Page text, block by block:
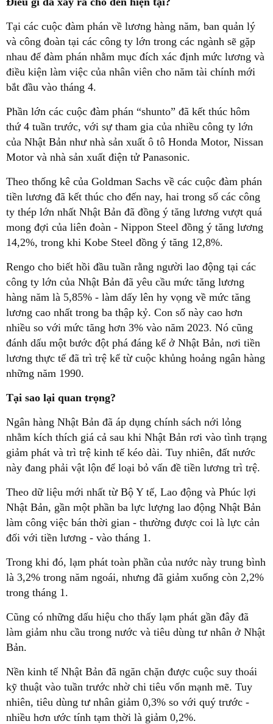
Tại các cuộc đàm phán về lương hàng năm, ban quản lý
và công đoàn tại các công ty lớn trong các ngành sẽ gặp
nhau để đàm phán nhằm mục đích xác định mức lương và
điều kiện làm việc của nhân viên cho năm tài chính mới
bắt đầu vào tháng 4.
Phần lớn các cuộc đàm phán “shunto” đã kết thúc hôm
thứ 4 tuần trước, với sự tham gia của nhiều công ty lớn
của Nhật Bản như nhà sản xuất ô tô Honda Motor, Nissan
Motor và nhà sản xuất điện tử Panasonic.
Theo thống kê của Goldman Sachs về các cuộc đàm phán
tiền lương đã kết thúc cho đến nay, hai trong số các công
ty thép lớn nhất Nhật Bản đã đồng ý tăng lương vượt quá
mong đợi của liên đoàn - Nippon Steel đồng ý tăng lương
14,2%, trong khi Kobe Steel đồng ý tăng 12,8%.
Rengo cho biết hồi đầu tuần rằng người lao động tại các
công ty lớn của Nhật Bản đã yêu cầu mức tăng lương
hàng năm là 5,85% - làm dấy lên hy vọng về mức tăng
lương cao nhất trong ba thập kỷ. Con số này cao hơn
nhiều so với mức tăng hơn 3% vào năm 2023. Nó cũng
đánh dấu một bước đột phá đáng kể ở Nhật Bản, nơi tiền
lương thực tế đã trì trệ kể từ cuộc khủng hoảng ngân hàng
những năm 1990.
Tại sao lại quan trọng?
Ngân hàng Nhật Bản đã áp dụng chính sách nới lỏng
nhằm kích thích giá cả sau khi Nhật Bản rơi vào tình trạng
giảm phát và trì trệ kinh tế kéo dài. Tuy nhiên, đất nước
này đang phải vật lộn để loại bỏ vấn đề tiền lương trì trệ.
Theo dữ liệu mới nhất từ Bộ Y tế, Lao động và Phúc lợi
Nhật Bản, gần một phần ba lực lượng lao động Nhật Bản
làm công việc bán thời gian - thường được coi là lực cản
đối với tiền lương - vào tháng 1.
Trong khi đó, lạm phát toàn phần của nước này trung bình
là 3,2% trong năm ngoái, nhưng đã giảm xuống còn 2,2%
trong tháng 1.
Cũng có những dấu hiệu cho thấy lạm phát gần đây đã
làm giảm nhu cầu trong nước và tiêu dùng tư nhân ở Nhật
Bản.
Nền kinh tế Nhật Bản đã ngăn chặn được cuộc suy thoái
kỹ thuật vào tuần trước nhờ chi tiêu vốn mạnh mẽ. Tuy
nhiên, tiêu dùng tư nhân giảm 0,3% so với quý trước -
nhiều hơn ước tính tạm thời là giảm 0,2%.